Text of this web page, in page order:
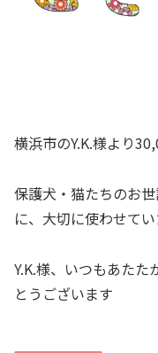
横浜市のY.K.様より
保護犬・猫たちのお
に、大切に使わせてい
Y.K.様、いつもあた
とうございます